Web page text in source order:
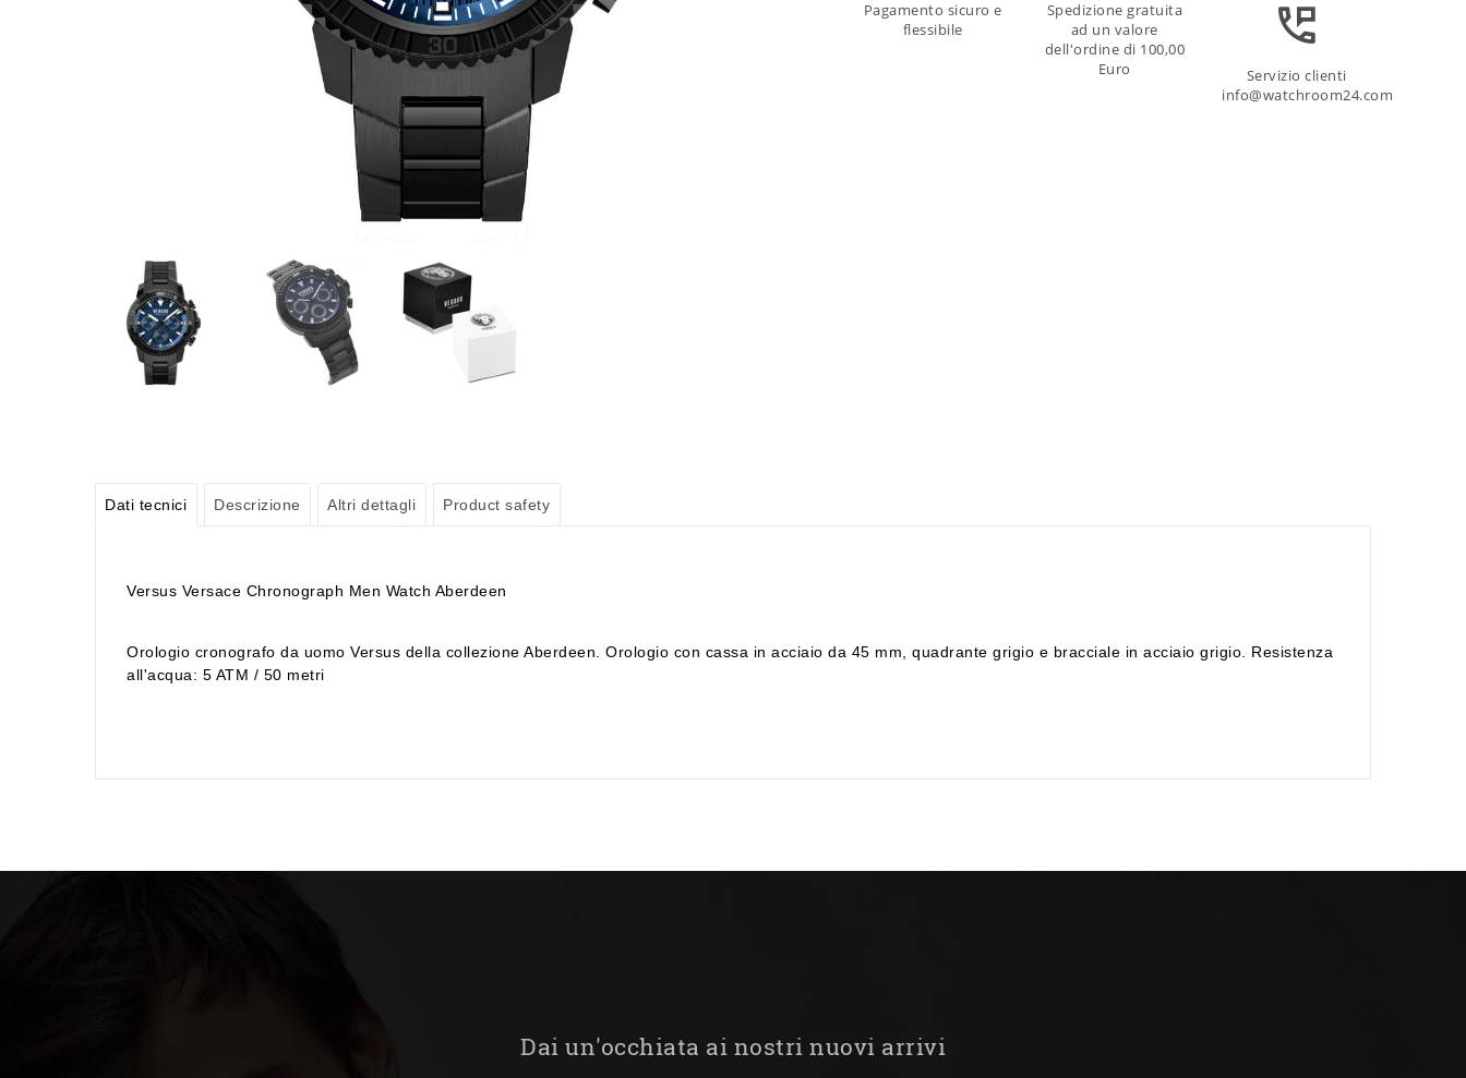
Pagamento sicuro e
flessibile
Spedizione gratuita
ad un valore
dell'ordine di 100,00
Euro
Servizio clienti
info@watchroom24.com
Dati tecnici Descrizione Altri dettagli Product safety
Versus Versace Chronograph Men Watch Aberdeen
Orologio cronografo da uomo Versus della collezione Aberdeen. Orologio con cassa in acciaio da 45 mm, quadrante grigio e bracciale in acciaio grigio. Resistenza
all'acqua: 5 ATM / 50 metri
Dai un'occhiata ai nostri nuovi arrivi